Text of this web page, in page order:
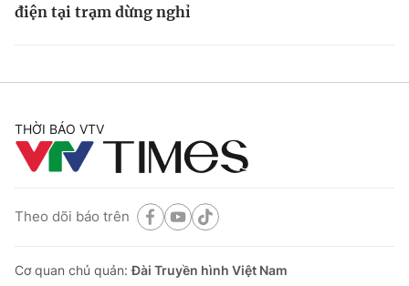
điện tại trạm dừng nghỉ
THỜI BÁO VTV
Theo dõi báo trên
Cơ quan chủ quản:Đài Truyền hình Việt Nam